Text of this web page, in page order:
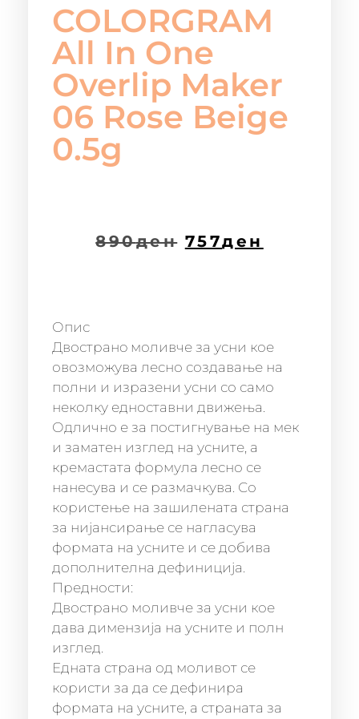
COLORGRAM
All In One
Overlip Maker
06 Rose Beige
0.5g
890ден 757ден
Опис
Двостранo моливче за усни кое
овозможува лесно создавање на
полни и изразени усни со само
неколку едноставни движења.
Одлично е за постигнување на мек
и заматен изглед на усните, а
кремастата формула лесно се
нанесува и се размачкува. Со
користење на зашилената страна
за нијансирање се нагласува
формата на усните и се добива
дополнителна дефиниција.
Предности:
Двострано моливче за усни кое
дава димензија на усните и полн
изглед.
Едната страна од моливот се
користи за да се дефинира
формата на усните, а страната за